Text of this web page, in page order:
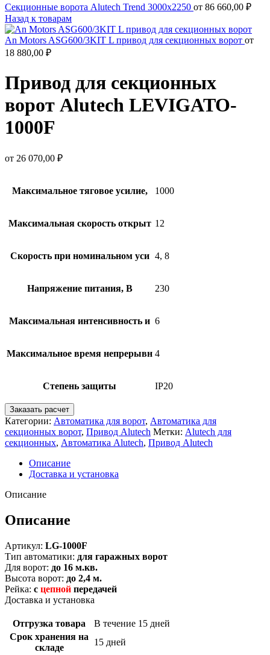
Секционные ворота Alutech Trend 3000х2250 от 86 660,00 ₽
Назад к товарам
An Motors ASG600/3KIT L привод для секционных ворот от
18 880,00 ₽
Привод для секционных
ворот Alutech LEVIGATO-
1000F
от 26 070,00 ₽
Максимальное тяговое усилие, 1000
Максимальная скорость открыт 12
Скорость при номинальном уси 4, 8
Напряжение питания, В 230
Максимальная интенсивность и 6
Максимальное время непрерывн 4
Степень защиты IP20
Заказать расчет
Категории: Автоматика для ворот, Автоматика для
секционных ворот, Привод Alutech Метки: Alutech для
секционных, Автоматика Alutech, Привод Alutech
Описание
Доставка и установка
Описание
Описание
Артикул: LG-1000F
Тип автоматики: для гаражных ворот
Для ворот: до 16 м.кв.
Высота ворот: до 2,4 м.
Рейка: с цепной передачей
Доставка и установка
Отгрузка товара
В течение 15 дней
Срок хранения на
складе
15 дней